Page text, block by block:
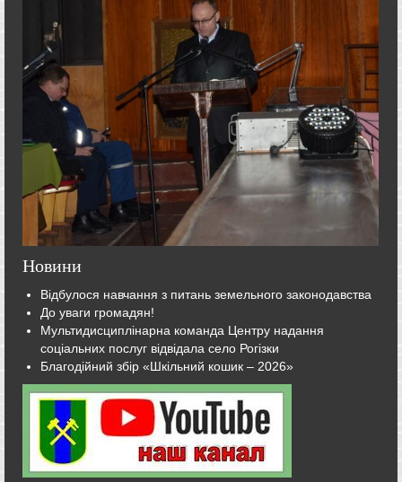
Новини
Відбулося навчання з питань земельного законодавства
До уваги громадян!
Мультидисциплінарна команда Центру надання
соціальних послуг відвідала село Рогізки
Благодійний збір «Шкільний кошик – 2026»